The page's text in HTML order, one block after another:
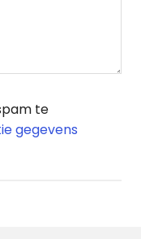
te
gegevens